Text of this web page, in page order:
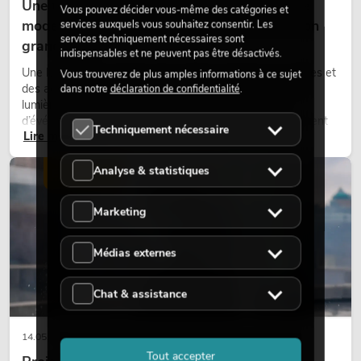
Une touche rétro dans un design d'éclairage
moderne : pourquoi la lumière chaude fait son
grand retour
Une lumière très chaude, des surfaces lumineuses visibles et
des accents colorés caractérisent de nombreux designs
lumière actuels sur les scènes, dans les clubs et lors
d’événements. La lumière rétro n’est pas un effet purement
nostalgique, mais un outil de conception utilisé de manière
ciblée : elle crée une atmosphère, donne du caractère aux
scènes et peut rendre les configurations LED techniques plus
émotionnelles.
Lire maintenant
14.05.2026
ÉCLAIRAGE
Vous pouvez décider vous-même des catégories et
services auxquels vous souhaitez consentir. Les
services techniquement nécessaires sont
indispensables et ne peuvent pas être désactivés.
Vous trouverez de plus amples informations à ce sujet
dans notre déclaration de confidentialité.
Techniquement nécessaire
Analyse & statistiques
Marketing
Médias externes
Chat & assistance
Tout accepter